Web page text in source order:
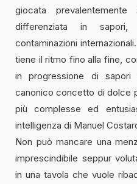
giocata
differenziata in
contaminazioni
tiene il ritmo fino alla fine,
in progressione di
canonico concetto di dolce
più complesse ed
intelligenza di Manuel
Non può mancare una
imprescindibile seppur
in una tavola che vuole